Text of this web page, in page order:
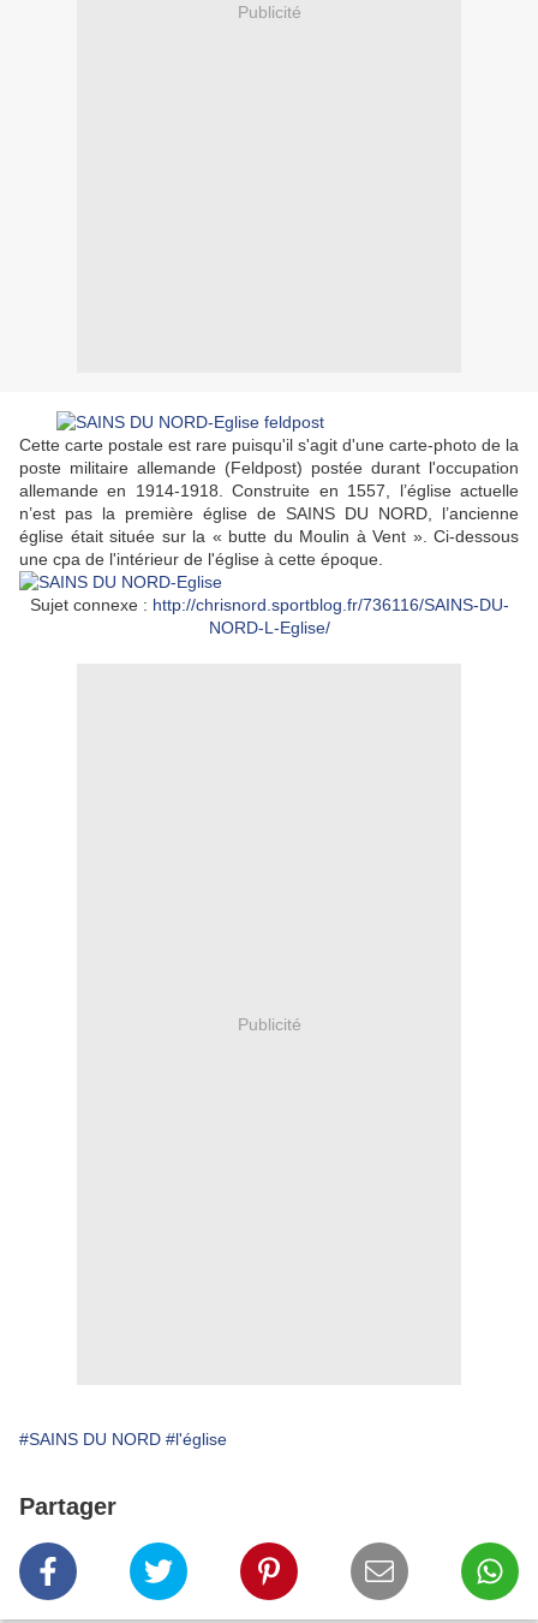
Publicité
Cette carte postale est rare puisqu'il s'agit d'une carte-photo de la
poste militaire allemande (Feldpost) postée durant l'occupation
allemande en 1914-1918. Construite en 1557, l’église actuelle
n’est pas la première église de SAINS DU NORD, l’ancienne
église était située sur la « butte du Moulin à Vent ». Ci-dessous
une cpa de l'intérieur de l'église à cette époque.
Sujet connexe : http://chrisnord.sportblog.fr/736116/SAINS-DU-
NORD-L-Eglise/
Publicité
#SAINS DU NORD #l'église
Partager